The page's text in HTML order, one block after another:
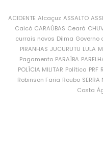
ACIDENTE Alcaçuz ASSALTO
Caicó CARAÚBAS Ceará
currais novos Dilma Governo
PIRANHAS JUCURUTU LULA
Pagamento PARAÍBA
POLÍCIA MILITAR Política PRF
Robinson Faria Roubo SERRA
Costa